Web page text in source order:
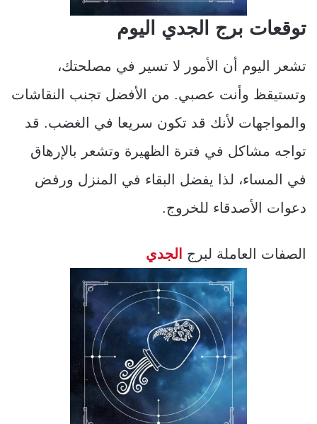
توقعات برج الجدي اليوم
تشعر اليوم أن الأمور لا تسير في مصلحتك،
وتستيقظ وأنت عصبي. من الأفضل تجنب النقاشات
والمواجهات لأنك قد تكون سريعا في الغضب. قد
تواجه مشاكل في فترة الظهيرة وتشعر بالإرهاق
في المساء، لذا يفضل البقاء في المنزل ورفض
دعوات الأصدقاء للخروج.
الصفات العاملة لبرج الجدي